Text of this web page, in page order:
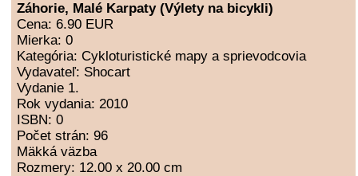
Záhorie, Malé Karpaty (Výlety na bicykli)
Cena: 6.90 EUR
Mierka: 0
Kategória: Cykloturistické mapy a sprievodcovia
Vydavateľ: Shocart
Vydanie 1.
Rok vydania: 2010
ISBN: 0
Počet strán: 96
Mäkká väzba
Rozmery: 12.00 x 20.00 cm